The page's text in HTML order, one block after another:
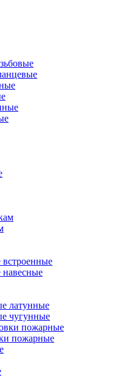
латунные
чугунные
пожарные